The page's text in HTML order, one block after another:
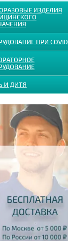
ИЗДЕЛИЯ
ПРИ COVID
И ДИТЯ